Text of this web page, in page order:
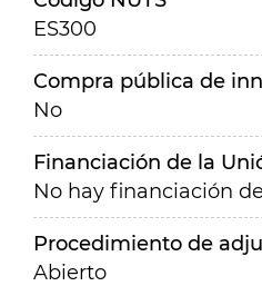
ES300
Compra pública de
No
Financiación de la
No hay financiación
Procedimiento de
Abierto